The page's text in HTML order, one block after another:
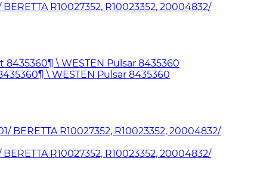
R10027352, R10023352, 20004832/
\ WESTEN Pulsar 8435360
R10027352, R10023352, 20004832/